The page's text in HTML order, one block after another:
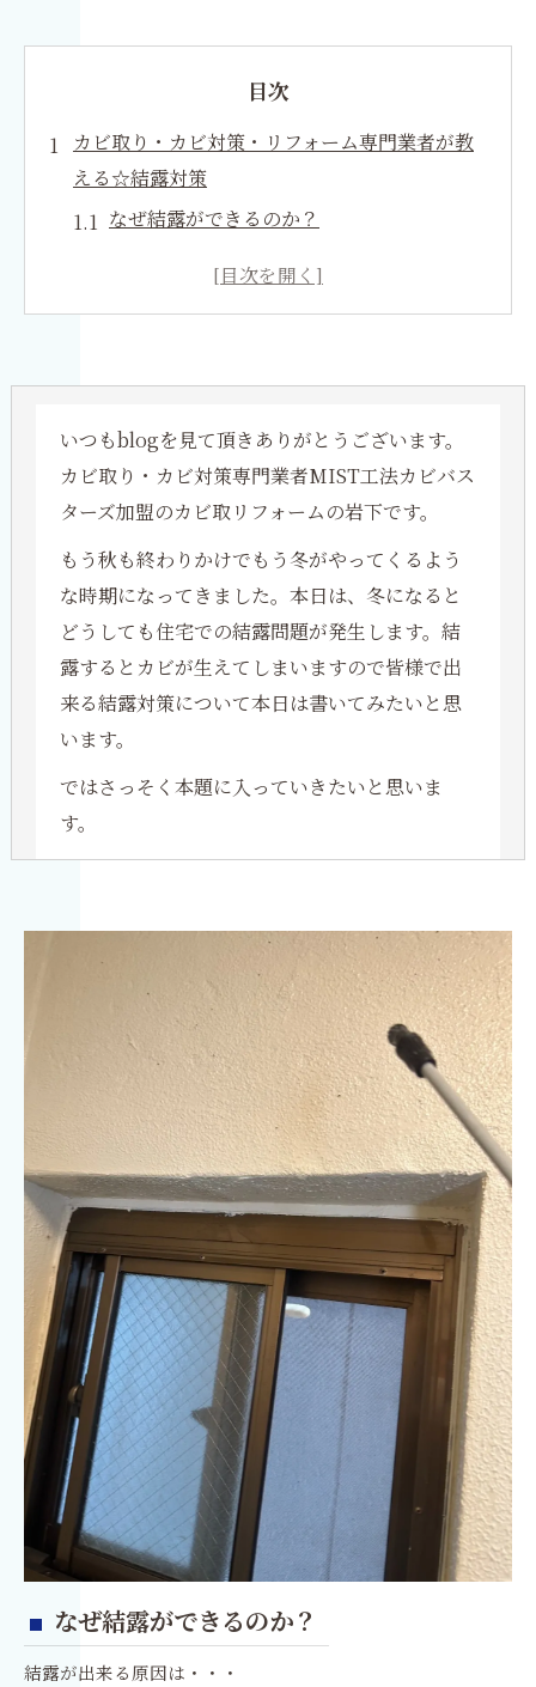
目次
カビ取り・カビ対策・リフォーム専門業者が教
える☆結露対策
なぜ結露ができるのか？
ご自身で出来る簡単で効果的な結露対策は
水槽や植物などは出来るだけ換気扇のそばに置
く。
除湿器を置き、お部屋の湿度管理を行う。
結露防止のシートを窓に貼ったり結露防止スプ
レーを塗る。
カビ取リフォームが出来る事
いつもblogを見て頂きありがとうございます。
カビ取り・カビ対策専門業者MIST工法カビバス
ターズ加盟のカビ取リフォームの岩下です。
もう秋も終わりかけでもう冬がやってくるよう
な時期になってきました。本日は、冬になると
どうしても住宅での結露問題が発生します。結
露するとカビが生えてしまいますので皆様で出
来る結露対策について本日は書いてみたいと思
います。
ではさっそく本題に入っていきたいと思いま
す。
なぜ結露ができるのか？
結露が出来る原因は・・・